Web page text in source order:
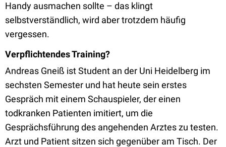
Handy ausmachen sollte – das klingt
selbstverständlich, wird aber trotzdem häufig
vergessen.
Verpflichtendes Training?
Andreas Gneiß ist Student an der Uni Heidelberg im
sechsten Semester und hat heute sein erstes
Gespräch mit einem Schauspieler, der einen
todkranken Patienten imitiert, um die
Gesprächsführung des angehenden Arztes zu testen.
Arzt und Patient sitzen sich gegenüber am Tisch. Der